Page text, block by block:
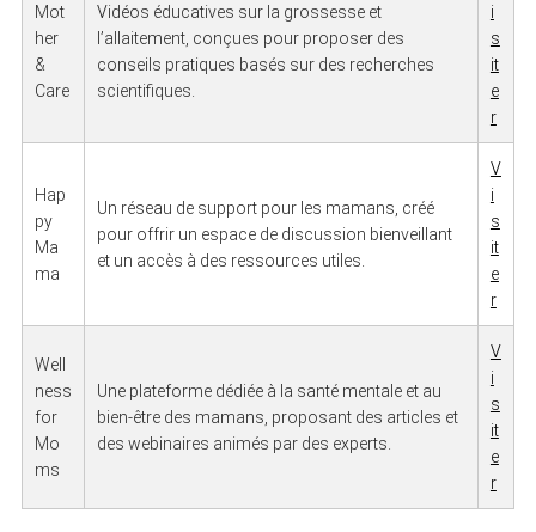
Mot
her
&
Care
Vidéos éducatives sur la grossesse et
l’allaitement, conçues pour proposer des
conseils pratiques basés sur des recherches
scientifiques.
i
s
it
e
r
Hap
py
Ma
ma
Un réseau de support pour les mamans, créé
pour offrir un espace de discussion bienveillant
et un accès à des ressources utiles.
V
i
s
it
e
r
Well
ness
for
Mo
ms
Une plateforme dédiée à la santé mentale et au
bien-être des mamans, proposant des articles et
des webinaires animés par des experts.
V
i
s
it
e
r